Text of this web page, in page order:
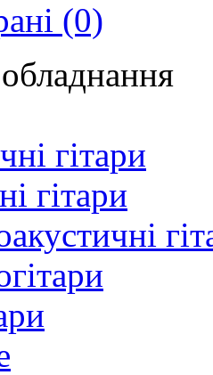
(0)
гітари
гітари